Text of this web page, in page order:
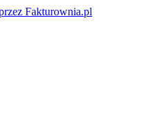
Fakturownia.pl